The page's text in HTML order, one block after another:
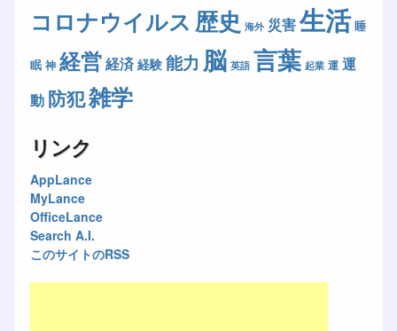
コロナウイルス 歴史 海外 災害生活 睡
眠 神 経営経済 経験 能力 脳 英語 言葉 起業 運 運
動 防犯雑学
リンク
AppLance
MyLance
OfficeLance
Search A.I.
このサイトのRSS